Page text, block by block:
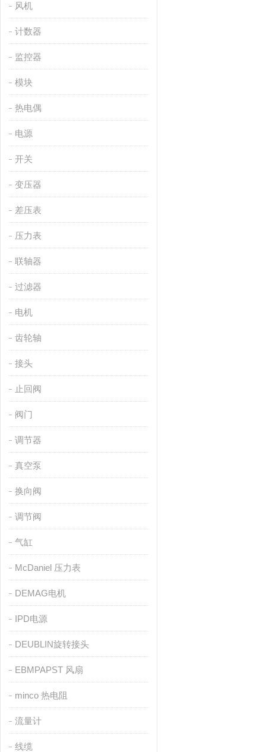
风机
计数器
监控器
模块
热电偶
电源
开关
变压器
差压表
压力表
联轴器
过滤器
电机
齿轮轴
接头
止回阀
阀门
调节器
真空泵
换向阀
调节阀
气缸
McDaniel 压力表
DEMAG电机
IPD电源
DEUBLIN旋转接头
EBMPAPST 风扇
minco 热电阻
流量计
线缆